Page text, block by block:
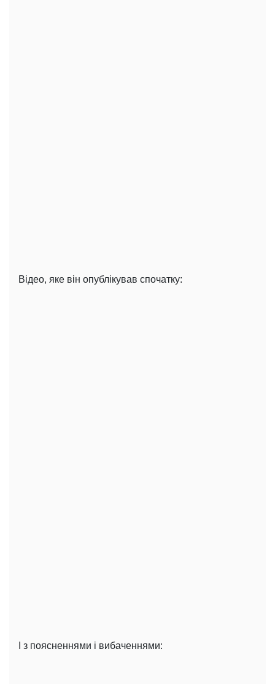
Відео, яке він опублікував спочатку:
І з поясненнями і вибаченнями: